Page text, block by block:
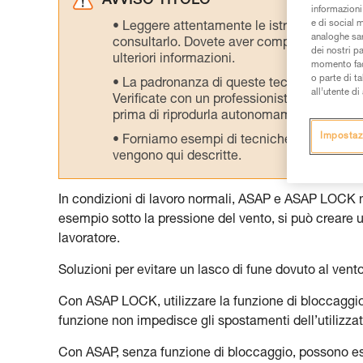
Leggere attentamente le istruzioni
consultarlo. Dovete aver compreso le
ulteriori informazioni.
La padronanza di queste tecniche
Verificate con un professionista la vostra
prima di riprodurla autonomamente.
Forniamo esempi di tecniche relative
vengono qui descritte.
In condizioni di lavoro normali, ASAP e ASAP
esempio sotto la pressione del vento, si può creare
lavoratore.
Soluzioni per evitare un lasco di fune dovuto al
Con ASAP LOCK, utilizzare la funzione di
funzione non impedisce gli spostamenti
Con ASAP, senza funzione di bloccaggio, possono
e di social
analoghe
dei nostri
momento
o parte di
all’utente